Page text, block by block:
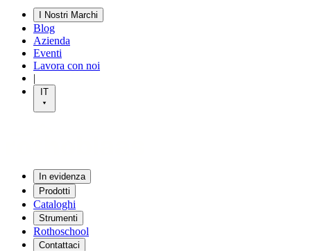
I Nostri Marchi
Blog
Azienda
Eventi
Lavora con noi
|
IT
In evidenza
Prodotti
Cataloghi
Strumenti
Rothoschool
Contattaci